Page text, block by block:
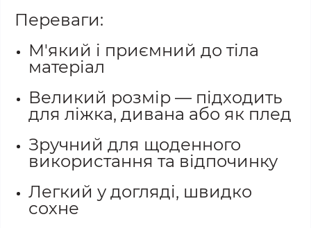
Переваги:
М'який і приємний до тіла
матеріал
Великий розмір — підходить
для ліжка, дивана або як плед
Зручний для щоденного
використання та відпочинку
Легкий у догляді, швидко
сохне